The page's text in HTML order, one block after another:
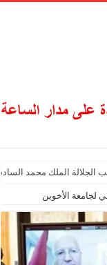
الجلالة الملك محمد
لجامعة الأخوين